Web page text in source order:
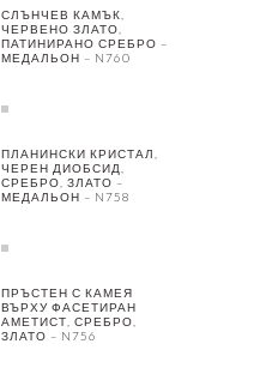
СЛЪНЧЕВ КАМЪК,
ЧЕРВЕНО ЗЛАТО,
ПАТИНИРАНО СРЕБРО –
МЕДАЛЬОН – N760
ПЛАНИНСКИ КРИСТАЛ,
ЧЕРЕН ДИОБСИД,
СРЕБРО, ЗЛАТО –
МЕДАЛЬОН – N758
ПРЪСТЕН С КАМЕЯ
ВЪРХУ ФАСЕТИРАН
АМЕТИСТ, СРЕБРО,
ЗЛАТО – N756